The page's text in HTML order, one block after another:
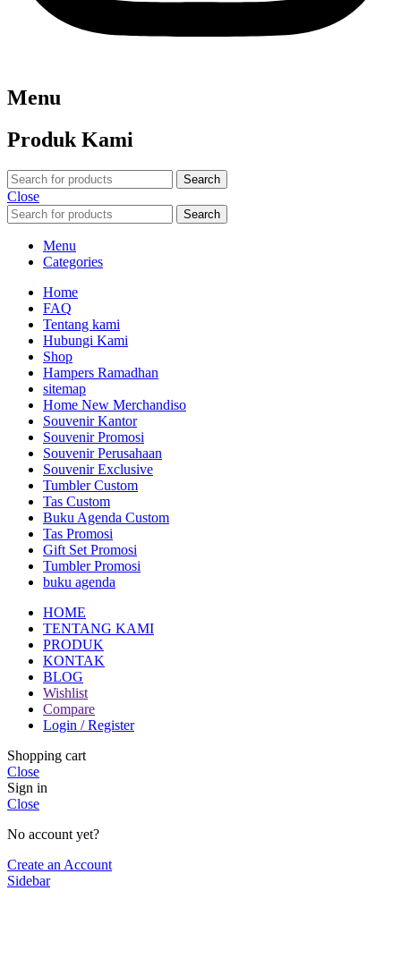
Menu
Produk Kami
Search
Close
Search
Menu
Categories
Home
FAQ
Tentang kami
Hubungi Kami
Shop
Hampers Ramadhan
sitemap
Home New Merchandiso
Souvenir Kantor
Souvenir Promosi
Souvenir Perusahaan
Souvenir Exclusive
Tumbler Custom
Tas Custom
Buku Agenda Custom
Tas Promosi
Gift Set Promosi
Tumbler Promosi
buku agenda
HOME
TENTANG KAMI
PRODUK
KONTAK
BLOG
Wishlist
Compare
Login / Register
Shopping cart
Close
Sign in
Close
No account yet?
Create an Account
Sidebar